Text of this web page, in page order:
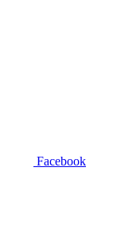
Facebook